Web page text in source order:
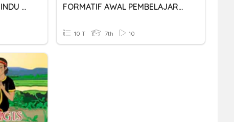
AWAL PERKEMBANGAN HINDU BUDHA FORMATIF AWAL PEMBELAJARAN 1 (NARASI)
10 T 7th 10